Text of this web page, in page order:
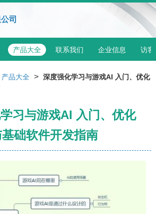
司
产品大全 联系我们 企业信息 访客
产品大全 > 深度强化学习与游戏AI 入门、优化
习与游戏AI 入门、优化
础软件开发指南